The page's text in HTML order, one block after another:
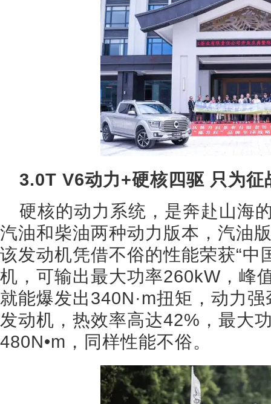
3.0T V6动力+硬核四驱 只为征
硬核的动力系统，是奔赴山海
汽油和柴油两种动力版本，汽油
该发动机凭借不俗的性能荣获“中
机，可输出最大功率260kW，峰
就能爆发出340N·m扭矩，动力
发动机，热效率高达42%，最大
480N•m，同样性能不俗。